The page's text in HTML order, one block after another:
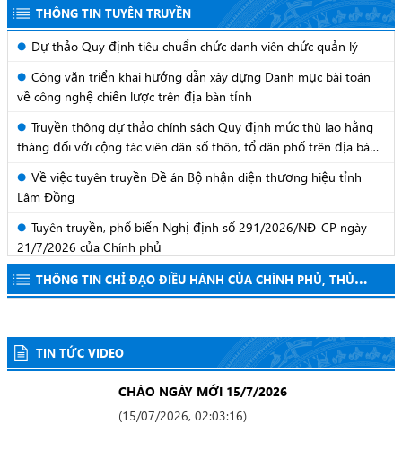
Chủ động bảo đảm an toàn giao thông trên các tuyến đường
đèo trong mùa mưa bão
Quân khu 7 đánh giá hoạt động tổ chức quân sự địa phương
theo mô hình chính quyền 2 cấp
Công an tỉnh Lâm Đồng cảnh báo thủ đoạn giả mạo tài khoản
mạng xã hội để lừa đảo chiếm đoạt tài sản
Công an tỉnh Lâm Đồng cảnh báo lừa đảo, mạo danh khách
sạn, khu du lịch
THÔNG TIN TUYÊN TRUYỀN
Dự thảo Quy định tiêu chuẩn chức danh viên chức quản lý
Công văn triển khai hướng dẫn xây dựng Danh mục bài toán
về công nghệ chiến lược trên địa bàn tỉnh
Truyền thông dự thảo chính sách Quy định mức thù lao hằng
tháng đối với cộng tác viên dân số thôn, tổ dân phố trên địa bàn
Về việc tuyên truyền Đề án Bộ nhận diện thương hiệu tỉnh
Lâm Đồng
Tuyên truyền, phổ biến Nghị định số 291/2026/NĐ-CP ngày
21/7/2026 của Chính phủ
Tình hình hoạt động báo chí tháng 7 năm 2026
tình hình mới
Về việc tuyên truyền Chương trình "Hành trình Đỏ" lần thứ XIV
điển hình tiên tiến, gương người tốt, việc tốt trên địa bàn tỉnh
Lâm Đồng năm 2026
Về việc tăng cường tuyên truyền phòng chống đuối nước
THÔNG TIN CHỈ ĐẠO ĐIỀU HÀNH CỦA CHÍNH PHỦ, THỦ
TIN TỨC VIDEO
CHÀO NGÀY MỚI 15/7/2026
(15/07/2026, 02:03:16)